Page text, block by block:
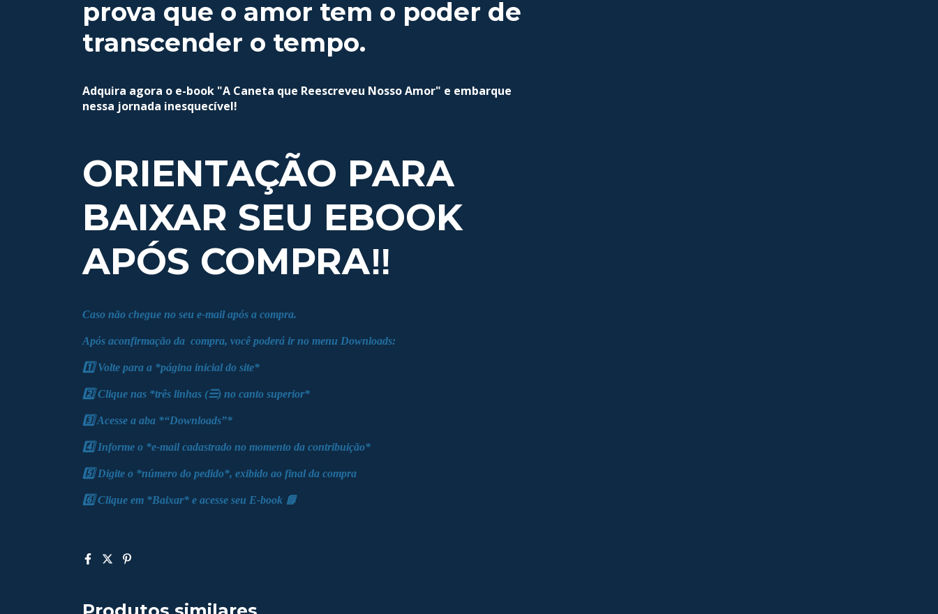
prova que o amor tem o poder de
transcender o tempo.
Adquira agora o e-book "A Caneta que Reescreveu Nosso Amor" e embarque
nessa jornada inesquecível!
ORIENTAÇÃO PARA
BAIXAR SEU EBOOK
APÓS COMPRA‼️
Caso não chegue no seu e-mail após a compra.
Após aconfirmação da compra, você poderá ir no menu Downloads:
1️⃣ Volte para a *página inicial do site*
2️⃣ Clique nas *três linhas (☰) no canto superior*
3️⃣ Acesse a aba *“Downloads”*
4️⃣ Informe o *e-mail cadastrado no momento da contribuição*
5️⃣ Digite o *número do pedido*, exibido ao final da compra
6️⃣ Clique em *Baixar* e acesse seu E-book 📘